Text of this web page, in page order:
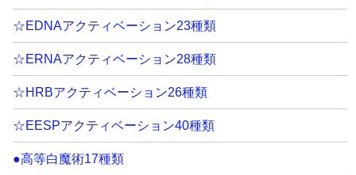
☆EDNAアクティベーション23種類
☆ERNAアクティベーション28種類
☆HRBアクティベーション26種類
☆EESPアクティベーション40種類
●高等白魔術17種類